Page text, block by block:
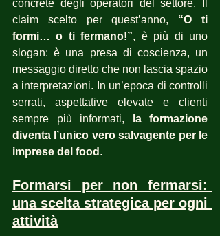
concrete degli operatori del settore. Il
claim scelto per quest’anno, “O ti
formi… o ti fermano!”, è più di uno
slogan: è una presa di coscienza, un
messaggio diretto che non lascia spazio
a interpretazioni. In un’epoca di controlli
serrati, aspettative elevate e clienti
sempre più informati,
la formazione
diventa l’unico vero salvagente per le
imprese del food .
Formarsi per non fermarsi:
una scelta strategica per ogni
attività